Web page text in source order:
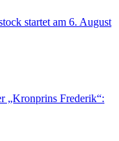
startet am 6. August
„Kronprins Frederik“: